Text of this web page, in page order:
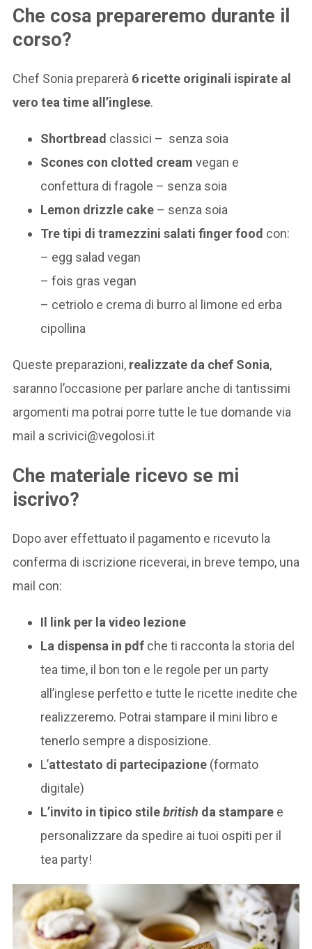
Che cosa prepareremo durante il
corso?
Chef Sonia preparerà 6 ricette originali ispirate al
vero tea time all’inglese.
Shortbread classici – senza soia
Scones con clotted cream vegan e
confettura di fragole – senza soia
Lemon drizzle cake – senza soia
Tre tipi di tramezzini salati finger food con:
– egg salad vegan
– fois gras vegan
– cetriolo e crema di burro al limone ed erba
cipollina
Queste preparazioni, realizzate da chef Sonia,
saranno l’occasione per parlare anche di tantissimi
argomenti ma potrai porre tutte le tue domande via
mail a scrivici@vegolosi.it
Che materiale ricevo se mi
iscrivo?
Dopo aver effettuato il pagamento e ricevuto la
conferma di iscrizione riceverai, in breve tempo, una
mail con:
Il link per la video lezione
La dispensa in pdf che ti racconta la storia del
tea time, il bon ton e le regole per un party
all’inglese perfetto e tutte le ricette inedite che
realizzeremo. Potrai stampare il mini libro e
tenerlo sempre a disposizione.
L’attestato di partecipazione (formato
digitale)
L’invito in tipico stilebritish da stampare e
personalizzare da spedire ai tuoi ospiti per il
tea party!